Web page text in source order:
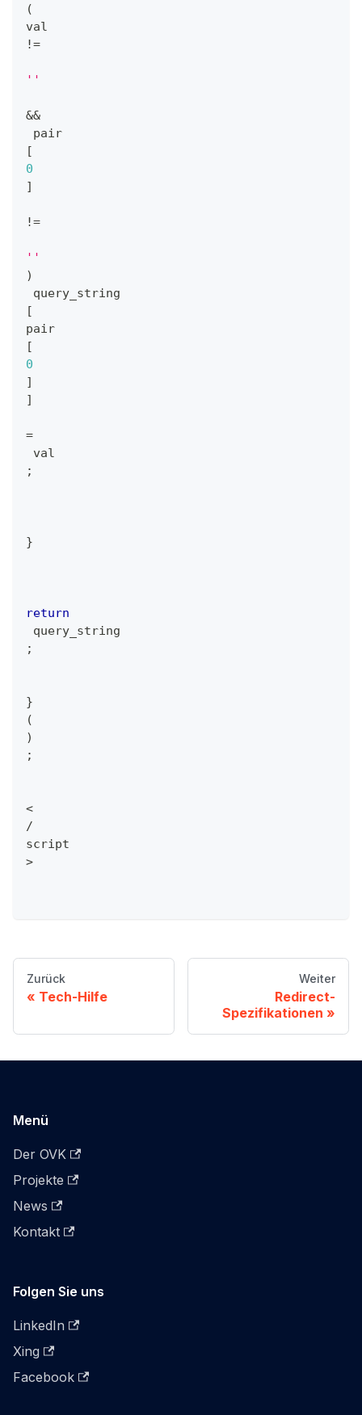
(
val
!=
''
&&
pair
[
0
]
!=
''
)
query_string
[
pair
[
0
]
]
=
val
;
}
return
query_string
;
}
(
)
;
<
/
script
>
Zurück
Tech-Hilfe
Weiter
Redirect-
Spezifikationen
Menü
Der OVK
Projekte
News
Kontakt
Folgen Sie uns
LinkedIn
Xing
Facebook